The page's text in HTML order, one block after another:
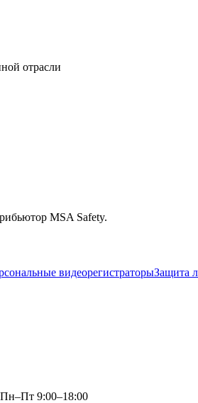
отрасли
MSA Safety.
видеорегистраторыЗащита
9:00–18:00